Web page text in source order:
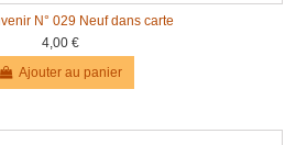
N° 029 Neuf dans carte
4,00 €
Ajouter au panier